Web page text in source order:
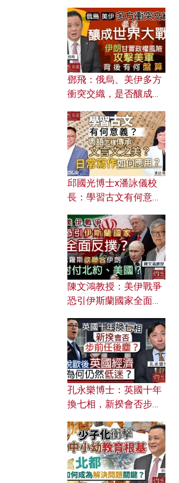
何避免遭AI演算法操
控？
鄧飛：俄烏、美伊多方
衝突交織，是否釀成世
風險攻擊美軍，背後有
何盤算？
邱國光博士x潘詠儀校
長：學習古文有何意
文之美？ 日常寫作如何
應用？
陳文鴻教授：美伊戰爭
恐引伊斯蘭國家全面反
對付北約美國？
孔永樂博士：英國十年
換七相，新揆會否步前
濟為何仍然低迷？